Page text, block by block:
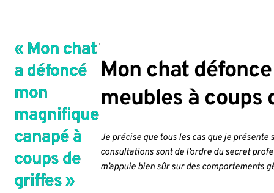
« Mon chat
a défoncé
mon
magnifique
canapé à
coups de
griffes »
Mon chat
meubles à coups
Je précise que tous les cas que je présente
consultations sont de l’ordre du secret
m’appuie bien sûr sur des comportements